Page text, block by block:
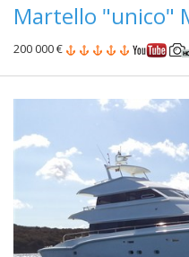
Martello "unico"
200 000 €